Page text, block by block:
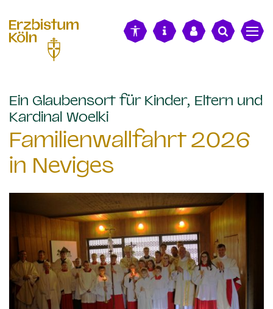
Ein Glaubensort für Kinder, Eltern und
Kardinal Woelki:
Familienwallfahrt 2026
in Neviges